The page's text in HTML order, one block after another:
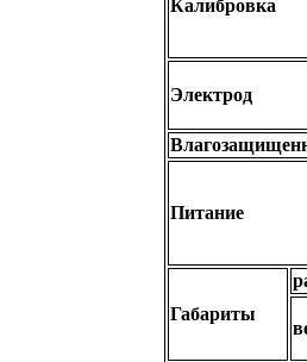
Калибровка
Электрод
Питание
Габариты